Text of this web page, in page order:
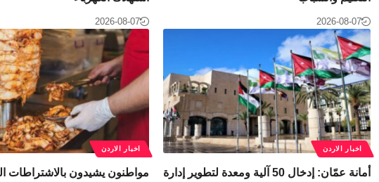
2026-08-07
2026-08-07
اخبار الاردن
أمانة عمّان: إدخال 50 آلية ومعدة لتطوير إدارة
اخبار الاردن
مواطنون يشيدون بالاشتراطات